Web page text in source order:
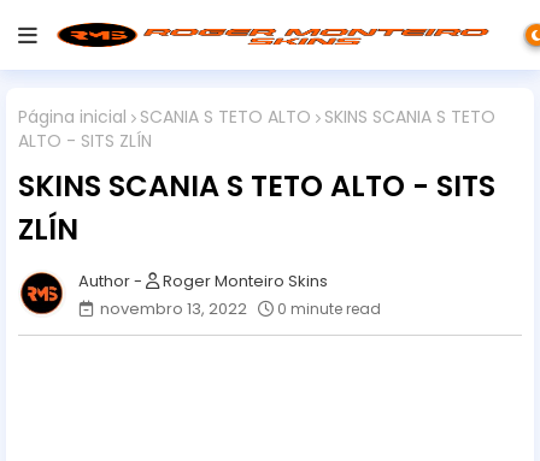
Página inicial SCANIA S TETO ALTO
SKINS SCANIA S TETO
ALTO - SITS ZLÍN
SKINS SCANIA S TETO ALTO - SITS
ZLÍN
Roger Monteiro Skins
novembro 13, 2022
0 minute read